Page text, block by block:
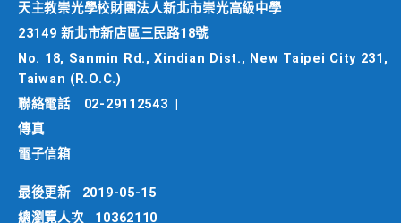
天主教崇光學校財團法人新北市崇光高級中學
23149 新北市新店區三民路18號
No. 18, Sanmin Rd., Xindian Dist., New Taipei City 231,
Taiwan (R.O.C.)
聯絡電話
02-29112543
傳真
電子信箱
最後更新
2019-05-15
總瀏覽人次
10362110